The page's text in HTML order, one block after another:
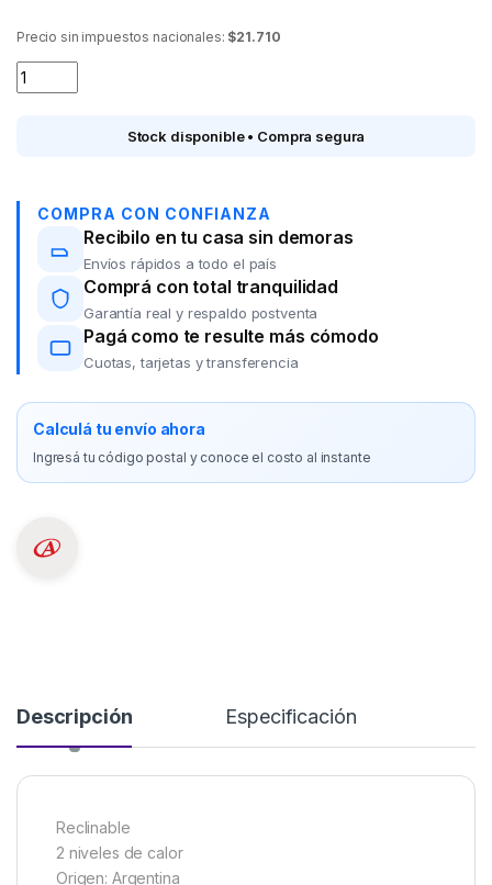
Precio sin impuestos nacionales: $21.710
Estufa infrarroja KANJIHome KJH204 2 velas quantity
Stock disponible • Compra segura
COMPRA CON CONFIANZA
Recibilo en tu casa sin demoras
Envíos rápidos a todo el país
Comprá con total tranquilidad
Garantía real y respaldo postventa
Pagá como te resulte más cómodo
Cuotas, tarjetas y transferencia
Calculá tu envío ahora
Ingresá tu código postal y conoce el costo al instante
Descripción Especificación
Reclinable
2 niveles de calor
Origen: Argentina